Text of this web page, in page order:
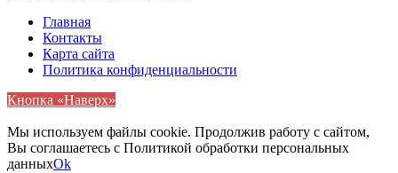
Главная
Контакты
Карта сайта
Политика конфиденциальности
Кнопка «Наверх»
Мы используем файлы cookie. Продолжив работу с сайтом,
Вы соглашаетесь с Политикой обработки персональных
данныхOk